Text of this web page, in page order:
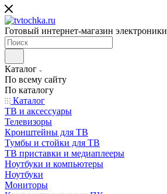
Готовый интернет-магазин электроники
Каталог
По всему сайту
По каталогу
Каталог
ТВ и аксессуары
Телевизоры
Кронштейны для ТВ
Тумбы и стойки для ТВ
ТВ приставки и медиаплееры
Ноутбуки и компьютеры
Ноутбуки
Мониторы